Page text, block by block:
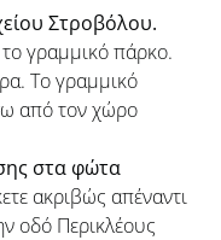
Στροβόλου.
γραμμικό πάρκο.
Το γραμμικό
από τον χώρο
στα φώτα
ακριβώς απέναντι
οδό Περικλέους